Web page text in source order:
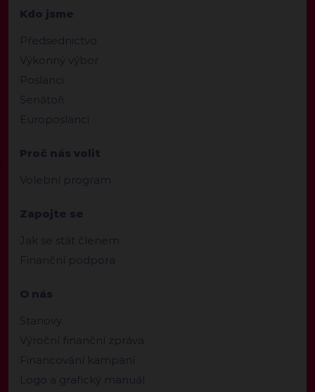
Kdo jsme
Předsednictvo
Výkonný výbor
Poslanci
Senátoři
Europoslanci
Proč nás volit
Volební program
Zapojte se
Jak se stát členem
Finanční podpora
O nás
Stanovy
Výroční finanční zpráva
Financování kampaní
Logo a grafický manuál